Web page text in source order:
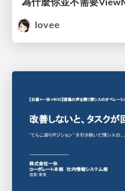
lovee